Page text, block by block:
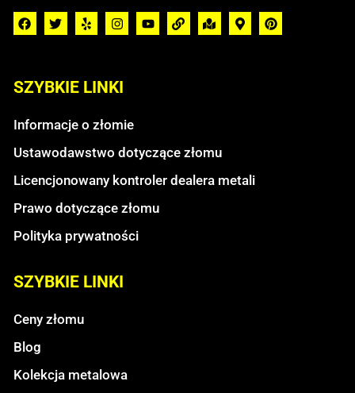
SZYBKIE LINKI
Informacje o złomie
Ustawodawstwo dotyczące złomu
Licencjonowany kontroler dealera metali
Prawo dotyczące złomu
Polityka prywatności
SZYBKIE LINKI
Ceny złomu
Blog
Kolekcja metalowa